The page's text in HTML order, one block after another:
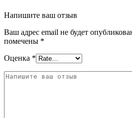
Напишите ваш отзыв
Ваш адрес email не будет
помечены *
Оценка *